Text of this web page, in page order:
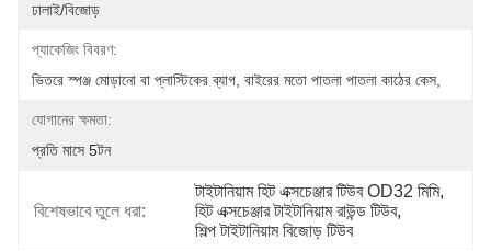
ঢালাই/বিজোড়
প্যাকেজিং বিবরণ:
ভিতরে স্পঞ্জ মোড়ানো বা প্লাস্টিকের ব্যাগ, বাইরের মতো পাতলা পাতলা কাঠের কেস,
যোগানের ক্ষমতা:
প্রতি মাসে 5টন
বিশেষভাবে তুলে ধরা:
টাইটানিয়াম হিট এক্সচেঞ্জার টিউব OD32 মিমি,
হিট এক্সচেঞ্জার টাইটানিয়াম রাউন্ড টিউব,
শিল্প টাইটানিয়াম বিজোড় টিউব